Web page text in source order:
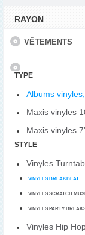
RAYON
VÊTEMENTS
TYPE
Albums
Maxis vinyles
Maxis vinyles
STYLE
Vinyles
VINYLES BREAKBEAT
VINYLES SCRATCH
VINYLES PARTY
Vinyles Hip